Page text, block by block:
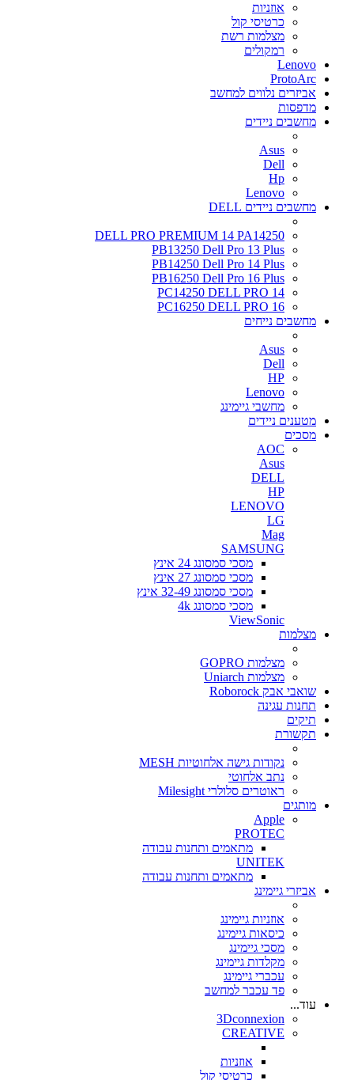
אוזניות
כרטיסי קול
מצלמות רשת
רמקולים
Lenovo
ProtoArc
אביזרים נלווים למחשב
מדפסות
מחשבים ניידים
Asus
Dell
Hp
Lenovo
מחשבים ניידים DELL
DELL PRO PREMIUM 14 PA14250
PB13250 Dell Pro 13 Plus
PB14250 Dell Pro 14 Plus
PB16250 Dell Pro 16 Plus
PC14250 DELL PRO 14
PC16250 DELL PRO 16
מחשבים נייחים
Asus
Dell
HP
Lenovo
מחשבי גיימינג
מטענים ניידים
מסכים
AOC
Asus
DELL
HP
LENOVO
LG
Mag
SAMSUNG
מסכי סמסונג 24 אינץ
מסכי סמסונג 27 אינץ
מסכי סמסונג 32-49 אינץ
מסכי סמסונג 4k
ViewSonic
מצלמות
מצלמות GOPRO
מצלמות Uniarch
שואבי אבק Roborock
תחנות עגינה
תיקים
תקשורת
נקודות גישה אלחוטיות MESH
נתב אלחוטי
ראוטרים סלולרי Milesight
מותגים
Apple
PROTEC
מתאמים ותחנות עבודה
UNITEK
מתאמים ותחנות עבודה
אביזרי גיימינג
אוזניות גיימינג
כיסאות גיימינג
מסכי גיימינג
מקלדות גיימינג
עכברי גיימינג
פד עכבר למחשב
עוד...
3Dconnexion
CREATIVE
אוזניות
כרטיסי קול